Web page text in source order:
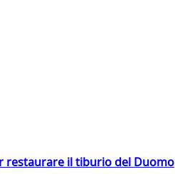
restaurare il tiburio del Duomo